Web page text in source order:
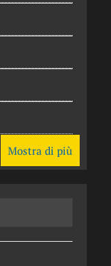
Mostra di più